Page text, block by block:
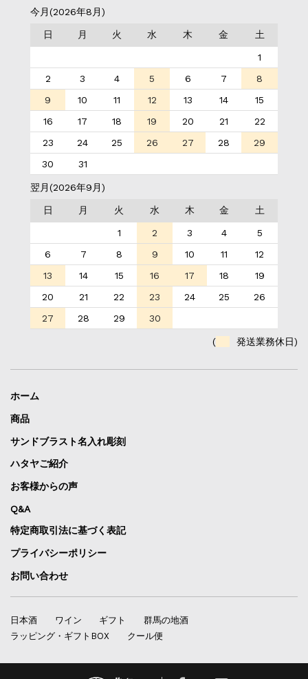
今月(2026年8月)
日 月 火 水 木 金 土
1
2
3 4 5 6 7
8
9
10 11 12 13 14
15
16
17 18 19 20 21
22
23
24 25 26 27 28
29
30
31
翌月(2026年9月)
日 月 火 水 木 金 土
1 2 3 4
5
6
7 8 9 10 11
12
13
14 15 16 17 18
19
20
21 22 23 24 25
26
27
28 29 30
( 発送業務休日)
ホーム
商品
サンドブラスト名入れ彫刻
ハタヤご紹介
お客様からの声
Q&A
特定商取引法に基づく表記
プライバシーポリシー
お問い合わせ
日本酒 ワイン ギフト
群馬の地酒
ラッピング・ギフトBOX
クール便